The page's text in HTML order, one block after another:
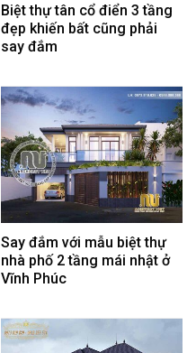
Biệt thự tân cổ điển 3 tầng
đẹp khiến bất cũng phải
say đắm
Say đắm với mẫu biệt thự
nhà phố 2 tầng mái nhật ở
Vĩnh Phúc